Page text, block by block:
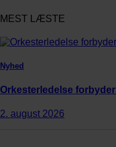
MEST LÆSTE
Nyhed
Orkesterledelse
2. august 2026